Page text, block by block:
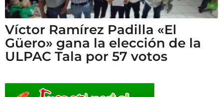
Víctor Ramírez Padilla «El
Güero» gana la elección de la
ULPAC Tala por 57 votos